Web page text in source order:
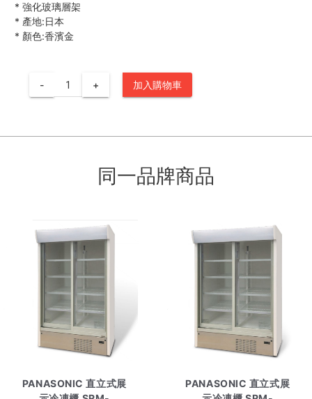
* 強化玻璃層架
* 產地:日本
* 顏色:香濱金
- + 加入購物車
同一品牌商品
PANASONIC 直立式展
PANASONIC 直立式展